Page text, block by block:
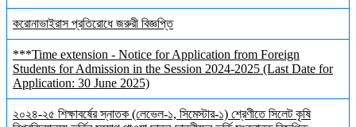
করোনাভাইরাস প্রতিরোধে জরুরী বিজ্ঞপ্তি
***Time extension - Notice for Application from Foreign
Students for Admission in the Session 2024-2025 (Last Date for
Application: 30 June 2025)
২০২৪-২৫ শিক্ষাবর্ষের স্নাতক (লেভেল-১, সিমেস্টার-১) শ্রেণীতে সিলেট কৃষি